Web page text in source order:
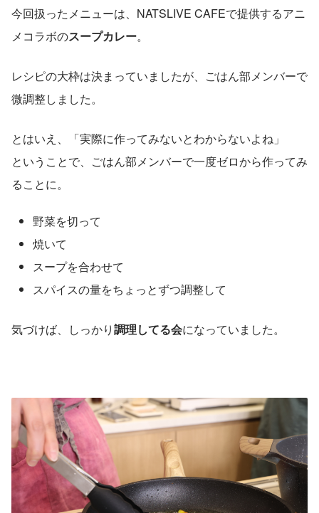
今回扱ったメニューは、NATSLIVE CAFEで提供するアニ
メコラボのスープカレー。
レシピの大枠は決まっていましたが、ごはん部メンバーで
微調整しました。
とはいえ、「実際に作ってみないとわからないよね」
ということで、ごはん部メンバーで一度ゼロから作ってみ
ることに。
野菜を切って
焼いて
スープを合わせて
スパイスの量をちょっとずつ調整して
気づけば、しっかり調理してる会になっていました。